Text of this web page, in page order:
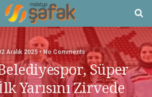
Aralık 2025 • No Comments
Süper
Yarısını Zirvede